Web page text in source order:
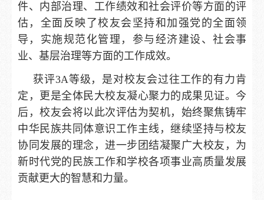
件、内部治理、工作绩效和社会评价等方面的评
估，全面反映了校友会坚持和加强党的全面领
导，实施规范化管理，参与经济建设、社会事
业、基层治理等方面的工作成效。
获评3A等级，是对校友会过往工作的有力肯
定，更是全体民大校友凝心聚力的成果见证。今
后，校友会将以此次评估为契机，始终聚焦铸牢
中华民族共同体意识工作主线，继续坚持与校友
协同发展的理念，进一步团结凝聚广大校友，为
新时代党的民族工作和学校各项事业高质量发展
贡献更大的智慧和力量。